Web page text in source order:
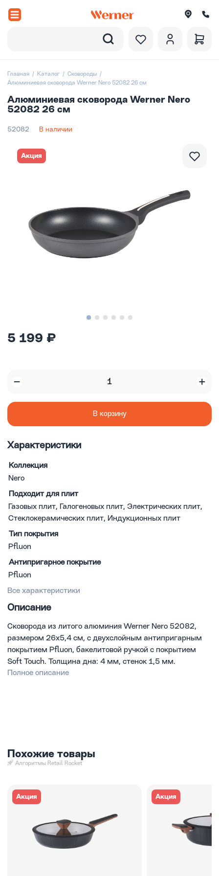
посуды
Главная Каталог
Сковороды
Алюминиевая сковорода Werner Nero 52082 26 см
Алюминиевая сковорода Werner Nero
52082 26 см
52082 В наличии
Акция
5 199 ₽
В корзину
Характеристики
Коллекция
Nero
Подходит для плит
Газовых плит, Галогеновых плит, Электрических плит,
Стеклокерамических плит, Индукционных плит
Тип покрытия
Pfluon
Антипригарное покрытие
Pfluon
Все характеристики
Описание
Сковорода из литого алюминия Werner Nero 52082,
размером 26x5,4 см, с двухслойным антипригарным
покрытием Pfluon, бакелитовой ручкой с покрытием
Soft Touch. Толщина дна: 4 мм, стенок 1,5 мм.
Полное описание
Похожие товары
Алгоритмы Retail Rocket
Акция Акция